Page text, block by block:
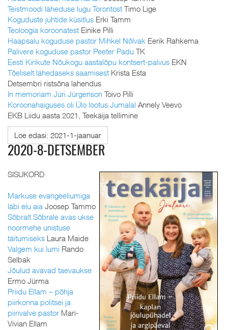
Teistmoodi läheduse lugu Torontost Timo Lige
Koguduste juhtide küsitlus Erki Tamm
Teoloogia koroonatest Einike Pilli
Haapsalu koguduse pastor Mihkel Nõlvak Eerik Rahkema
Palivere koguduse pastor Peeter Padu TK
Eesti Kirikute Nõukogu aastalõpu kontsert-palvus EKN
Tõeliselt lähedaseks saamisest Krista Esta
Detsembri ristsõna lahendus
In memoriam Jüri Jürgenson Toivo Pilli
Koroonahaiguses oli Ülo lootus Jumalal Annely Veevo
EKB Liidu aasta 2021, Teekäija tellimine
Loe edasi: 2021-1-jaanuar
2020-8-DETSEMBER
SISUKORD
Markuse evangeeliumiga
läbi elu aia Joosep Tammo
Sõbralt Sõbrale avas ukse
noormehe unistuse
täitumiseks Laura Maide
Valgem kui lumi Rando
Selbak
Jõulud avavad taevaukse
Ermo Jürma
Priidu Ellam – põhja
piirkonna politsei ja
piirivalve pastor Mari-
Vivian Ellam